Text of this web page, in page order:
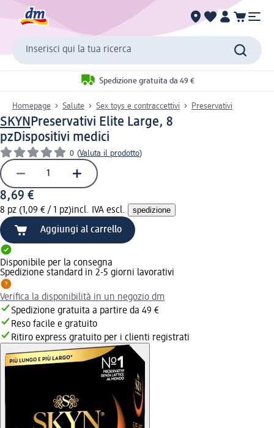
Inserisci qui la tua ricerca
Spedizione gratuita da 49 €
Homepage Salute Sex toys e contraccettivi Preservativi
SKYNPreservativi Elite Large, 8
pzDispositivi medici
0 (Valuta il prodotto)
8,69 €
8 pz (1,09 € / 1 pz)incl. IVA escl. spedizione
Aggiungi al carrello
Disponibile per la consegna
Spedizione standard in 2-5 giorni lavorativi
Verifica la disponibilità in un negozio dm
Spedizione gratuita a partire da 49 €
Reso facile e gratuito
Ritiro express gratuito per i clienti registrati